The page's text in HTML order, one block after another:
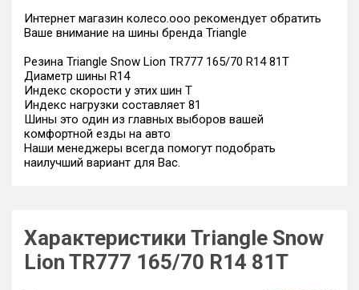
Интернет магазин колесо.ооо рекомендует обратить
Ваше внимание на шины бренда Triangle
Резина Triangle Snow Lion TR777 165/70 R14 81T
Диаметр шины R14
Индекс скорости у этих шин T
Индекс нагрузки составляет 81
Шины это один из главных выборов вашей
комфортной езды на авто
Наши менеджеры всегда помогут подобрать
наилучший вариант для Вас.
Характеристики Triangle Snow
Lion TR777 165/70 R14 81T